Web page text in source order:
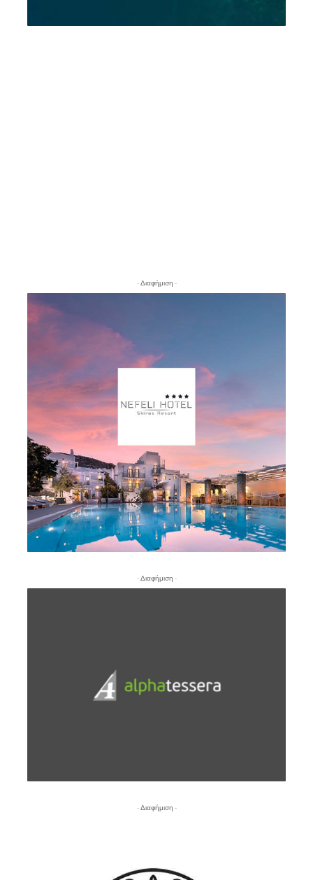
- Διαφήμιση -
- Διαφήμιση -
- Διαφήμιση -